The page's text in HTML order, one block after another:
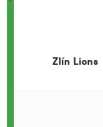
Zlín Lions